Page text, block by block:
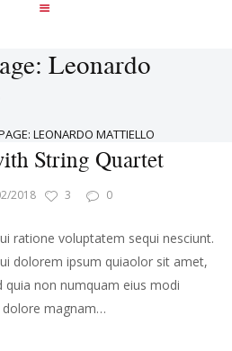
Leonardo
LEONARDO MATTIELLO
String Quartet
2018 3 0
ratione voluptatem sequi nesciunt.
dolorem ipsum quiaolor sit amet,
quia non numquam eius modi
magnam…